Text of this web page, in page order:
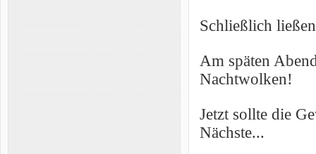
Schließlich
Am späten
Nachtwolken!
Jetzt sollte die
Nächste...